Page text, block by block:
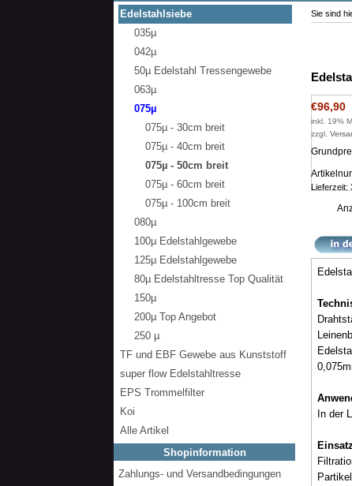
Sie sind
€96,90
inkl. 19%
zzgl.
Lieferzeit:
In der
Edelstahlsiebe
035µ
042µ
50µ Edelstahl Tressengewebe
063µ
075µ
075µ - 30cm breit
075µ - 40cm breit
075µ - 50cm breit
075µ - 60cm breit
075µ - 100cm breit
080µ
100µ Edelstahlgewebe
125µ Edelstahlgewebe
80µ Edelstahltresse Top Qualität
150µ
200µ Top Angebot
250 µ
TF und EBF Gewebe aus Kunststoff
super flow Edelstahltresse
EPS Trommelfilter
Koi
Alle Artikel
Shopinformation
Zahlungs- und Versandbedingungen